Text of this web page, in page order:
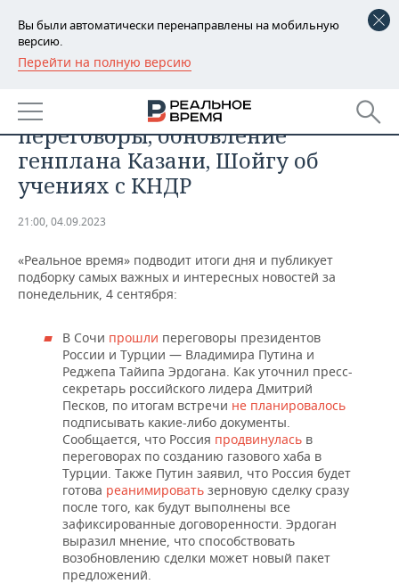
Вы были автоматически перенаправлены на мобильную
версию.
Перейти на полную версию
РЕГИОНЫ
БАШКОРТОСТАН
ТАТАРСТАН
УДМУРТИЯ
НОВОСТИ
АНАЛИТИКА
НОВОСТИ АНАЛИТИКИ
ДЕКЛАРАЦИИ О ДОХОДАХ
КОРОЛИ ГОСЗАКАЗА ПФО
КОМУ ПРИНАДЛЕЖАТ
ТОРГОВЫЕ ЦЕНТРЫ
ТАТАРСТАНА
ЭКОНОМИКА
НОВОСТИ ЭКОНОМИКИ
ФИНАНСЫ
БЮДЖЕТ
ИНВЕСТИЦИИ
ПРОМЫШЛЕННОСТЬ
НОВОСТИ
ПРОМЫШЛЕННОСТИ
МАШИНОСТРОЕНИЕ
НЕФТЕХИМИЯ
НЕФТЬ
ЭНЕРГЕТИКА
НЕДВИЖИМОСТЬ
НОВОСТИ АВТО
БИЗНЕС
НОВОСТИ БИЗНЕСА
РОЗНИЧНАЯ ТОРГОВЛЯ
ТРАНСПОРТ
УСЛУГИ
ТЕХНОЛОГИИ
НОВОСТИ ТЕХНОЛОГИЙ
МЕДИА
ТЕЛЕКОММУНИКАЦИИ
МЕРОПРИЯТИЯ
НОВОСТИ МЕРОПРИЯТИЙ
ВЫЕЗДНАЯ РЕДАКЦИЯ
БИЗНЕС-БРАНЧИ
СПОРТ
НОВОСТИ СПОРТА
ФУТБОЛ
ОБЩЕСТВО
НОВОСТИ ОБЩЕСТВА
ФОТОГАЛЕРЕЯ
Итоги дня: российско-турецкие
переговоры, обновление
генплана Казани, Шойгу об
учениях с КНДР
21:00, 04.09.2023
«Реальное время» подводит итоги дня и публикует
подборку самых важных и интересных новостей за
понедельник, 4 сентября:
В Сочи прошли переговоры президентов
России и Турции — Владимира Путина и
Реджепа Тайипа Эрдогана. Как уточнил пресс-
секретарь российского лидера Дмитрий
Песков, по итогам встречи не планировалось
подписывать какие-либо документы.
Сообщается, что Россия продвинулась в
переговорах по созданию газового хаба в
Турции. Также Путин заявил, что Россия будет
готова реанимировать зерновую сделку сразу
после того, как будут выполнены все
зафиксированные договоренности. Эрдоган
выразил мнение, что способствовать
возобновлению сделки может новый пакет
предложений.